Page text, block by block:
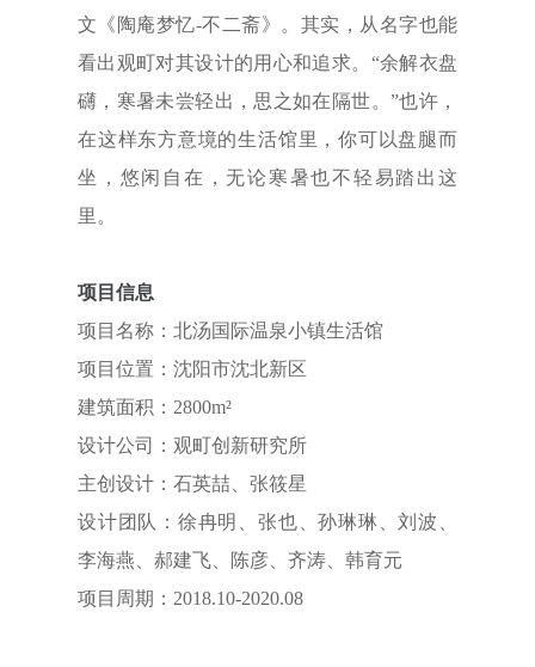
文《陶庵梦忆-不二斋》。其实，从名字也能
看出观町对其设计的用心和追求。“余解衣盘
礴，寒暑未尝轻出，思之如在隔世。”也许，
在这样东方意境的生活馆里，你可以盘腿而
坐，悠闲自在，无论寒暑也不轻易踏出这
里。
项目信息
项目名称：北汤国际温泉小镇生活馆
项目位置：沈阳市沈北新区
建筑面积：2800m²
设计公司：观町创新研究所
主创设计：石英喆、张筱星
设计团队：徐冉明、张也、孙琳琳、刘波、
李海燕、郝建飞、陈彦、齐涛、韩育元
项目周期：2018.10-2020.08